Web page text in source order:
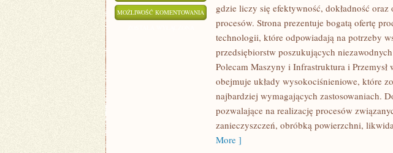
MOŻLIWOŚĆ KOMENTOWANIA HISTORIA
PRZEMYSŁU
gdzie liczy się efektywność, dokładność
procesów. Strona prezentuje bogatą ofertę
technologii, które odpowiadają na potrzeby
przedsiębiorstw poszukujących
Polecam Maszyny i Infrastruktura i Przemysł
obejmuje układy wysokociśnieniowe, które
najbardziej wymagających zastosowaniach.
pozwalające na realizację procesów
zanieczyszczeń, obróbką powierzchni,
More ]